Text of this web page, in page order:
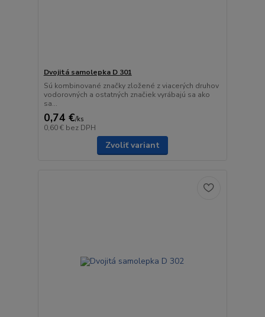
Dvojitá samolepka D 301
Sú kombinované značky zložené z viacerých druhov
vodorovných a ostatných značiek vyrábajú sa ako
sa...
0,74 €/ks
0,60 € bez DPH
Zvoliť variant